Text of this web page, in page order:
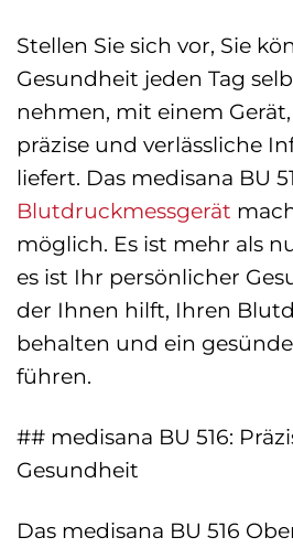
Stellen Sie sich vor, Sie
Gesundheit jeden Tag
nehmen, mit einem
präzise und verlässliche
liefert. Das medisana BU
Blutdruckmessgerät
möglich. Es ist mehr als
es ist Ihr persönlicher
der Ihnen hilft, Ihren
behalten und ein
führen.
## medisana BU 516:
Gesundheit
Das medisana BU 516